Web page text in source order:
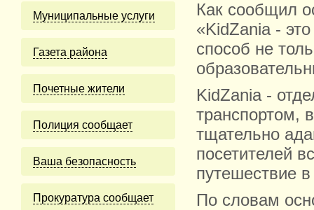
Муниципальные услуги
Газета района
Почетные жители
Полиция сообщает
Ваша безопасность
Прокуратура сообщает
Как сообщил
«KidZania -
способ не
KidZania -
транспортом,
тщательно
посетителей
путешествие
По словам